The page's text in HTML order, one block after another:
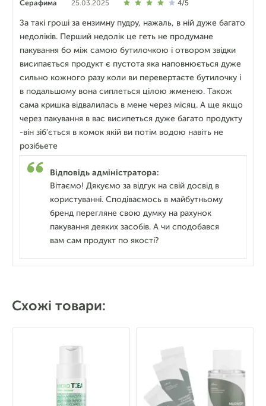
Схожі товари:
Серафима 25.03.2025 4/5
За такі гроші за ензимну пудру, нажаль, в ній дуже багато
недоліків. Перший недолік це геть не продумане
пакування бо між самою бутилочкою і отвором звідки
висипається продукт є пустота яка наповнюється дуже
сильно кожного разу коли ви перевертаєте бутилочку і
в подальшому вона сиплеться цілою жменею. Також
сама кришка відвалилась в мене через місяц. А ще якщо
через пакування в вас висипеться дуже багато продукту
-він зібʼється в комок якій ви потім водою навіть не
розібьете
Відповідь адміністратора:
Вітаємо! Дякуємо за відгук на свій досвід в
користуванні. Сподіваємось в майбутньому
бренд перегляне свою думку на рахунок
пакування деяких засобів. А чи сподобався
вам сам продукт по якості?